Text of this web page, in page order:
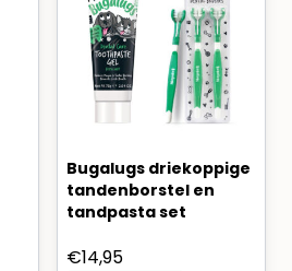
Bugalugs driekoppige
tandenborstel en
tandpasta set
€14,95